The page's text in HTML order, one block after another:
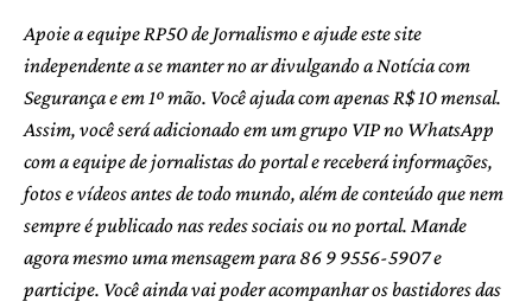
Apoie a equipe RP50 de Jornalismo e ajude este site
independente a se manter no ar divulgando a Notícia com
Segurança e em 1º mão. Você ajuda com apenas R$ 10 mensal.
Assim, você será adicionado em um grupo VIP no WhatsApp
com a equipe de jornalistas do portal e receberá informações,
fotos e vídeos antes de todo mundo, além de conteúdo que nem
sempre é publicado nas redes sociais ou no portal. Mande
agora mesmo uma mensagem para 86 9 9556-5907 e
participe. Você ainda vai poder acompanhar os bastidores das